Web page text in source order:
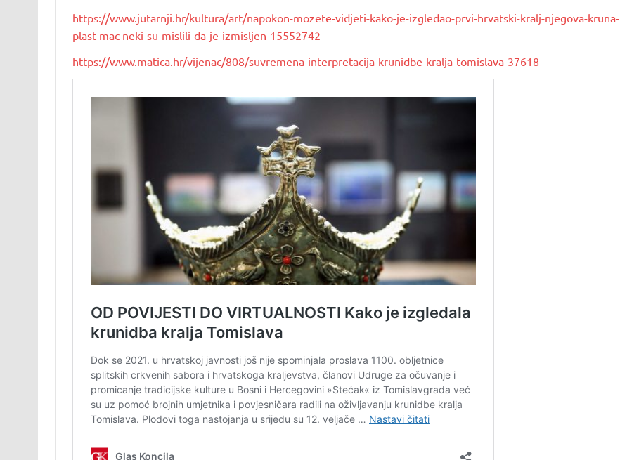
https://www.jutarnji.hr/kultura/art/napokon-mozete-vidjeti-kako-je-izgledao-prvi-hrvatski-kralj-njegova-kruna-
plast-mac-neki-su-mislili-da-je-izmisljen-15552742
https://www.matica.hr/vijenac/808/suvremena-interpretacija-krunidbe-kralja-tomislava-37618